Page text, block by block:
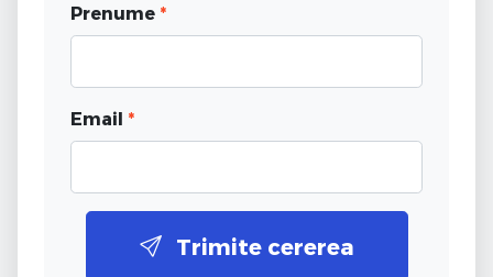
Prenume *
Email *
Trimite cererea